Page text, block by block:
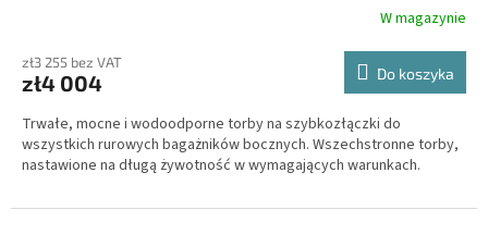
W magazynie
zł3 255 bez VAT
zł4 004 Do koszyka
Trwałe, mocne i wodoodporne torby na szybkozłączki do
wszystkich rurowych bagażników bocznych. Wszechstronne torby,
nastawione na długą żywotność w wymagających warunkach.